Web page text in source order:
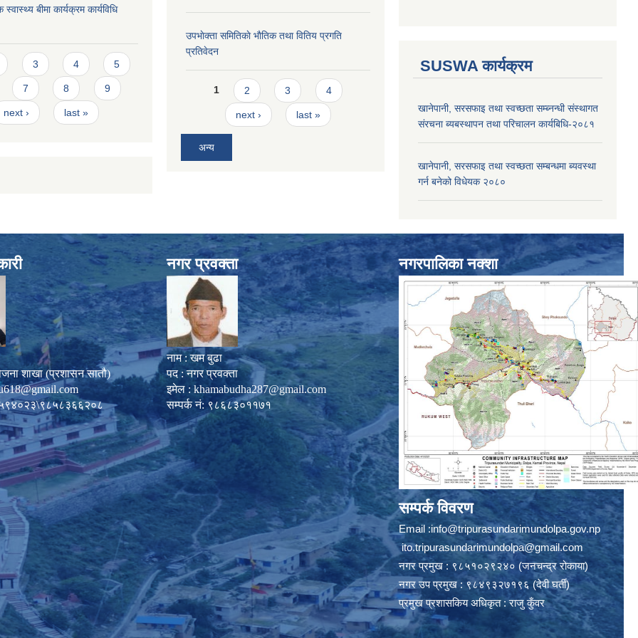
स्वास्थ्य बीमा कार्यक्रम कार्यविधि
3 4 5
7 8 9
next › last »
उपभाेक्ता समितिकाे भाैतिक तथा वितिय प्रगति
प्रतिवेदन
Pages
1 2 3 4
next › last »
अन्य
SUSWA कार्यक्रम
खानेपानी, सरसफाइ तथा स्वच्छता सम्ब्नन्धी संस्थागत
संरचना ब्यबस्थापन तथा परिचालन कार्यबिधि-२०८१
खानेपानी, सरसफाइ तथा स्वच्छता सम्बन्धमा ब्यवस्था
गर्न बनेको विधेयक २०८०
शाखा (प्रशासन सातौ)
नगर प्रवक्ता
नाम : खम बुढा
पद : नगर प्रवक्ता
इमेल : khamabudha287@gmail.com
सम्पर्क नं: ९८६८३०११७१
नगरपालिका नक्शा
सम्पर्क विवरण
Email :info@tripurasundarimundolpa.gov.np
ito.tripurasundarimundolpa@gmail.com
नगर प्रमुख : ९८५१०२९२४० (जनचन्द्र रोकाया)
नगर उप प्रमुख : ९८४९३२७१९६ (देवी घर्ती)
प्रमुख प्रशासकिय अधिकृत : राजु कुँवर